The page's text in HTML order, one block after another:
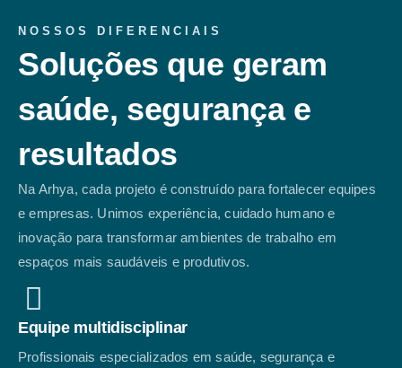
NOSSOS DIFERENCIAIS
Soluções que geram
saúde, segurança e
resultados
Na Arhya, cada projeto é construído para fortalecer equipes
e empresas. Unimos experiência, cuidado humano e
inovação para transformar ambientes de trabalho em
espaços mais saudáveis e produtivos.
Equipe multidisciplinar
Profissionais especializados em saúde, segurança e